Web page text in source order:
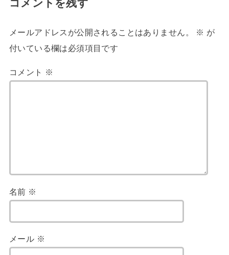
コメントを残す
メールアドレスが公開されることはありません。 ※ が
付いている欄は必須項目です
コメント ※
名前 ※
メール ※